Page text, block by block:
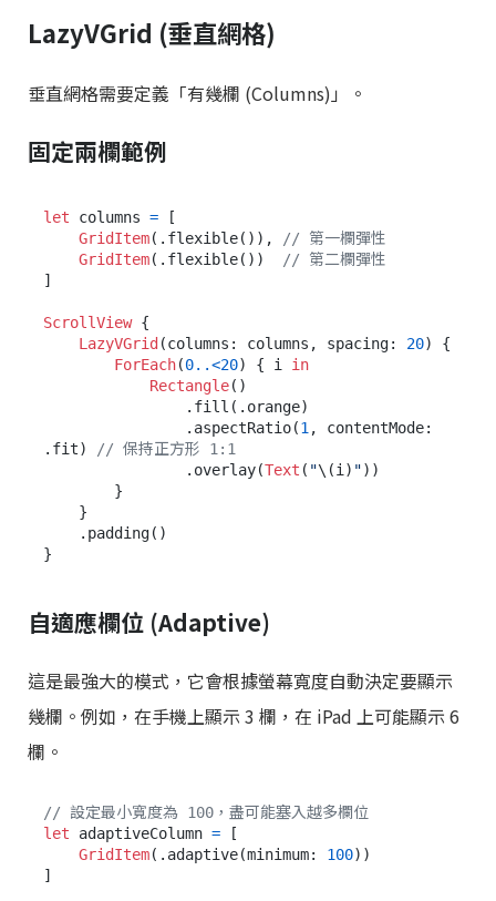
LazyVGrid (垂直網格)
垂直網格需要定義「有幾欄 (Columns)」。
固定兩欄範例
let columns = [
GridItem(.flexible()),
// 第一欄彈性
GridItem(.flexible())
// 第二欄彈性
]
ScrollView {
LazyVGrid (columns: columns, spacing: 20) {
ForEach(0..<20) { i in
Rectangle()
                .aspectRatio(
1 , contentMode:
.fit)
// 保持正方形 1:1
                .overlay(
Text ( "\(i) "))
自適應欄位 (Adaptive)
這是最強大的模式，它會根據螢幕寬度自動決定要顯示
幾欄。例如，在手機上顯示 3 欄，在 iPad 上可能顯示 6
欄。
// 設定最小寬度為 100，盡可能塞入越多欄位
let adaptiveColumn = [
GridItem(.adaptive(minimum: 100))
]